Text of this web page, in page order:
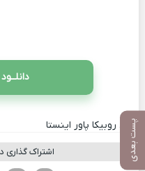
پست بعدی
کانال روبیکا پاور اینستا
اشتراک گذاری